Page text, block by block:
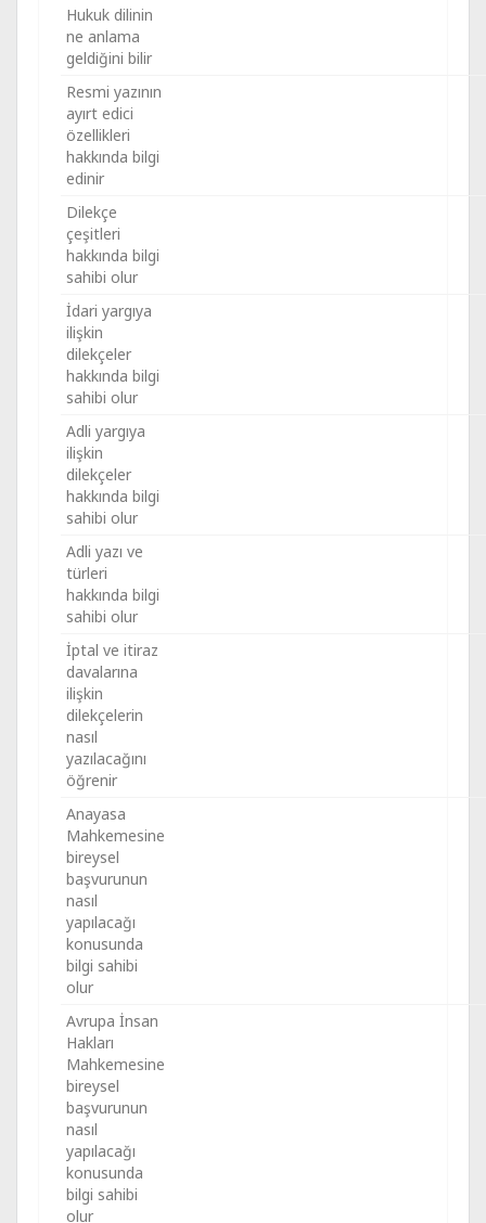
Hukuk dilinin
ne anlama
geldiğini bilir
Resmi yazının
ayırt edici
özellikleri
hakkında bilgi
edinir
Dilekçe
çeşitleri
hakkında bilgi
sahibi olur
İdari yargıya
ilişkin
dilekçeler
hakkında bilgi
sahibi olur
Adli yargıya
ilişkin
dilekçeler
hakkında bilgi
sahibi olur
Adli yazı ve
türleri
hakkında bilgi
sahibi olur
İptal ve itiraz
davalarına
ilişkin
dilekçelerin
nasıl
yazılacağını
öğrenir
Anayasa
Mahkemesine
bireysel
başvurunun
nasıl
yapılacağı
konusunda
bilgi sahibi
olur
Avrupa İnsan
Hakları
Mahkemesine
bireysel
başvurunun
nasıl
yapılacağı
konusunda
bilgi sahibi
olur